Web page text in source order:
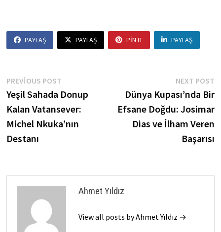
PAYLAŞ PAYLAŞ PIN IT PAYLAŞ
Yazı
gezinmesi
PREVIOUS POSTPrevious
post:
Yeşil Sahada Donup
Kalan Vatansever:
Michel Nkuka’nın
Destanı
NEXT POST
Dünya Kupası’nda Bir
Efsane Doğdu: Josimar
Dias ve İlham Veren
Başarısı
Ahmet Yıldız
View all posts by Ahmet Yıldız →